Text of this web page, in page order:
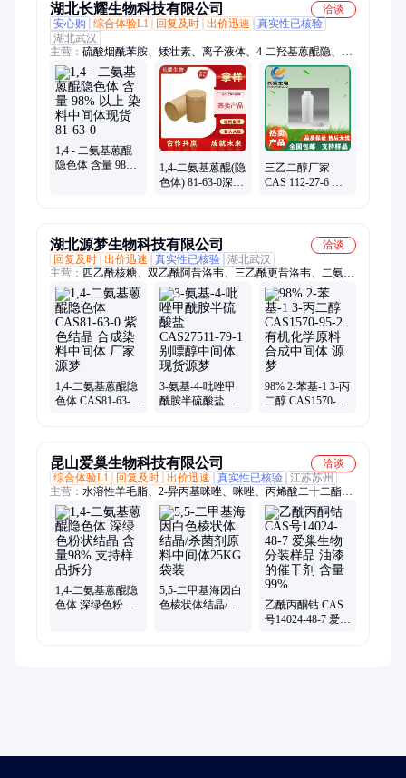
湖北长耀生物科技有限公司
洽谈
安心购
综合体验L1 回复及时 出价迅速
真实性已核验
湖北武汉
主营： 硫酸烟酰苯胺、矮壮素、离子液体、4-二羟基蒽醌隐、5-
二甲基吡唑、蓖麻油酸、椰油酰氯、4-滴钠盐、甘油磷酸酯、咪
唑、亚麻酸乙酯、菜籽油甲酯、氟甲基磺、DL-泛酰酸内酯、聚
丙烯酸树脂IV、海因环氧树脂、2-辛烯基琥珀酸酐
1,4 - 二氨基蒽醌
隐色体 含量 98%
1,4-二氨基蒽醌(隐
色体) 81-63-0深绿
三乙二醇厂家
CAS 112-27-6 用
湖北源梦生物科技有限公司
洽谈
回复及时 出价迅速 真实性已核验 湖北武汉
主营： 四乙酰核糖、双乙酰阿昔洛韦、三乙酰更昔洛韦、二氨基
蒽醌隐色体、N4-乙酰胞嘧啶、胞苷、腺嘌呤、吡唑胺、对羟基
苯乙酮、半胱胺盐酸盐、钼酸钠、碳酸锆
1,4-二氨基蒽醌隐
色体 CAS81-63-0
3-氨基-4-吡唑甲
酰胺半硫酸盐
98% 2-苯基-1 3-丙
二醇 CAS1570-95-
昆山爱巢生物科技有限公司
洽谈
综合体验L1
回复及时 出价迅速 真实性已核验 江苏苏州
主营： 水溶性羊毛脂、2-异丙基咪唑、咪唑、丙烯酸二十二酯、
2.5-二甲基-2.5-己二醇、溴代十二烷、4.-4-二氨基二苯砜、二聚
酸、七钼酸铵、四钼酸铵、乙酰丙酮氧钒、甲基苯并三氮唑、2-
对氯苄基苯并咪唑、吡啶甲酸铬、2-庚基苯并咪唑、溴代十八
烷、均笨四甲酸、十一烯酸、十八硫醇
1,4-二氨基蒽醌隐
色体 深绿色粉状
5,5-二甲基海因白
色棱状体结晶/杀
乙酰丙酮钴 CAS
号14024-48-7 爱巢